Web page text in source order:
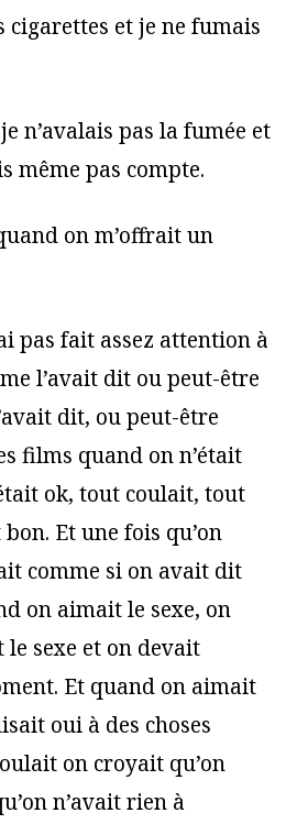
cigarettes et je ne fumais
n’avalais pas la fumée et
même pas compte.
on m’offrait un
pas fait assez attention à
l’avait dit ou peut-être
dit, ou peut-être
films quand on n’était
ok, tout coulait, tout
Et une fois qu’on
comme si on avait dit
on aimait le sexe, on
sexe et on devait
Et quand on aimait
oui à des choses
on croyait qu’on
n’avait rien à